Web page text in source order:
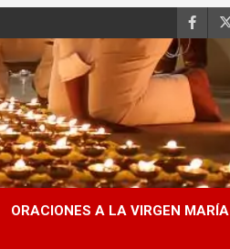
ORACIONES A LA VIRGEN MARÍA